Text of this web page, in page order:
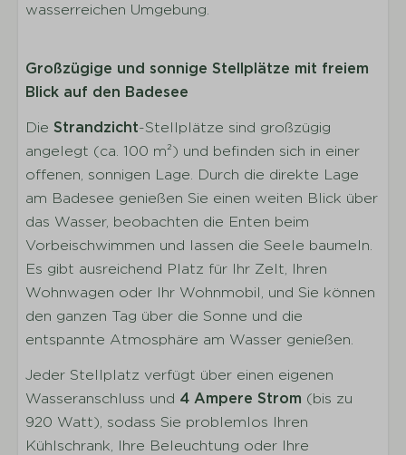
wasserreichen Umgebung.
Großzügige und sonnige Stellplätze mit freiem
Blick auf den Badesee
Die Strandzicht-Stellplätze sind großzügig
angelegt (ca. 100 m²) und befinden sich in einer
offenen, sonnigen Lage. Durch die direkte Lage
am Badesee genießen Sie einen weiten Blick über
das Wasser, beobachten die Enten beim
Vorbeischwimmen und lassen die Seele baumeln.
Es gibt ausreichend Platz für Ihr Zelt, Ihren
Wohnwagen oder Ihr Wohnmobil, und Sie können
den ganzen Tag über die Sonne und die
entspannte Atmosphäre am Wasser genießen.
Jeder Stellplatz verfügt über einen eigenen
Wasseranschluss und 4 Ampere Strom (bis zu
920 Watt), sodass Sie problemlos Ihren
Kühlschrank, Ihre Beleuchtung oder Ihre